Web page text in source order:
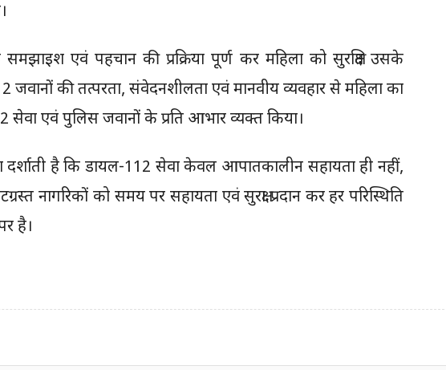
एवं पहचान की प्रक्रिया पूर्ण कर महिला को सुरक्षित उसके
जवानों की तत्परता, संवेदनशीलता एवं मानवीय व्यवहार से महिला का
सेवा एवं पुलिस जवानों के प्रति आभार व्यक्त किया।
दर्शाती है कि डायल-112 सेवा केवल आपातकालीन सहायता ही नहीं,
नागरिकों को समय पर सहायता एवं सुरक्षा प्रदान कर हर परिस्थिति
है।